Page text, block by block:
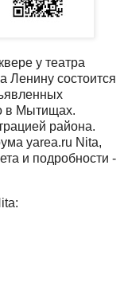
у театра
Ленину состоится
в Мытищах.
района.
yarea.ru Nita,
и подробности -